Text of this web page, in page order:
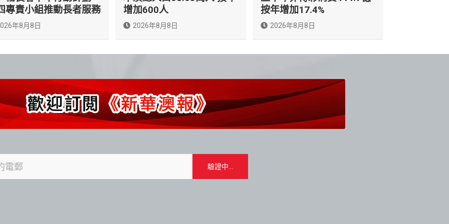
專責小組推動長者服務
年8月8日
增加600人
2026年8月8日
按年增加17.4%
2026年8月8日